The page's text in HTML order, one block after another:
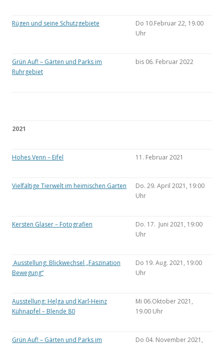
Rügen und seine Schutzgebiete
Do 10.Februar 22, 19.00
Uhr
Grün Auf! – Gärten und Parks im
Ruhrgebiet
bis 06. Februar 2022
2021
Hohes Venn – Eifel 11. Februar 2021
Vielfältige Tierwelt im heimischen Garten
Do. 29. April 2021, 19:00
Uhr
Kersten Glaser – Fotografien
Do. 17. Juni 2021, 19:00
Uhr
Ausstellung: Blickwechsel „Faszination
Bewegung“
Do 19. Aug. 2021, 19:00
Uhr
Ausstellung: Helga und Karl-Heinz
Kühnapfel – Blende 80
Mi 06.Oktober 2021,
19.00 Uhr
Grün Auf! – Gärten und Parks im
Do 04. November 2021,